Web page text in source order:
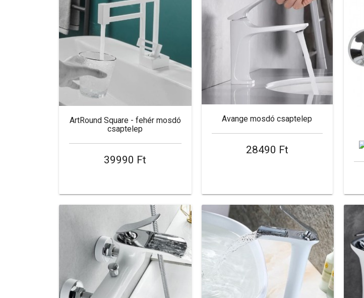
ArtRound Square - fehér mosdó
csaptelep
39990 Ft
Avange mosdó csaptelep
28490 Ft